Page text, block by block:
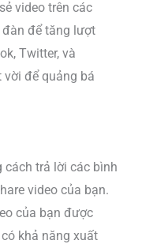
video trên các
đàn để tăng lượt
Twitter, và
vời để quảng bá
trả lời các bình
video của bạn.
của bạn được
khả năng xuất